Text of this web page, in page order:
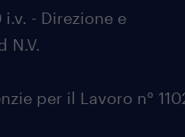
i.v. - Direzione e
N.V.
per il Lavoro n°